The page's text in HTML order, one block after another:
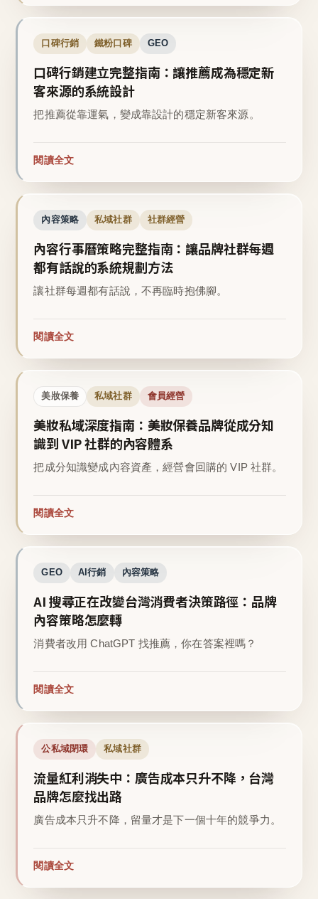
口碑行銷 鐵粉口碑 GEO
口碑行銷建立完整指南：讓推薦成為穩定新
客來源的系統設計
把推薦從靠運氣，變成靠設計的穩定新客來源。
閱讀全文
內容策略 私域社群 社群經營
內容行事曆策略完整指南：讓品牌社群每週
都有話說的系統規劃方法
讓社群每週都有話說，不再臨時抱佛腳。
閱讀全文
美妝保養 私域社群 會員經營
美妝私域深度指南：美妝保養品牌從成分知
識到 VIP 社群的內容體系
把成分知識變成內容資產，經營會回購的 VIP 社群。
閱讀全文
GEO AI行銷 內容策略
AI 搜尋正在改變台灣消費者決策路徑：品牌
內容策略怎麼轉
消費者改用 ChatGPT 找推薦，你在答案裡嗎？
閱讀全文
公私域閉環 私域社群
流量紅利消失中：廣告成本只升不降，台灣
品牌怎麼找出路
廣告成本只升不降，留量才是下一個十年的競爭力。
閱讀全文